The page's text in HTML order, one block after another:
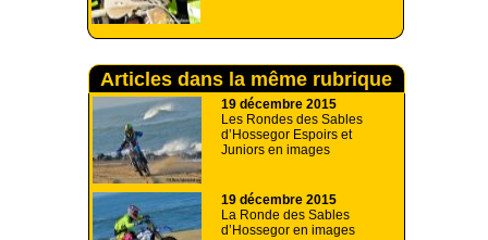
Articles dans la même rubrique
19 décembre 2015
Les Rondes des Sables
d’Hossegor Espoirs et
Juniors en images
19 décembre 2015
La Ronde des Sables
d’Hossegor en images